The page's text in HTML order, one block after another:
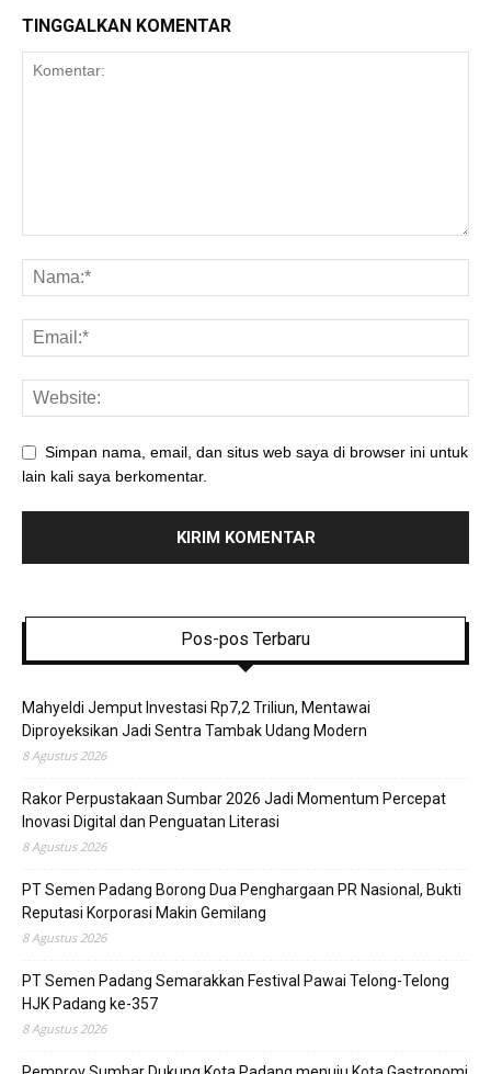
TINGGALKAN KOMENTAR
Simpan nama, email, dan situs web saya di browser ini untuk
lain kali saya berkomentar.
Pos-pos Terbaru
Mahyeldi Jemput Investasi Rp7,2 Triliun, Mentawai
Diproyeksikan Jadi Sentra Tambak Udang Modern
8 Agustus 2026
Rakor Perpustakaan Sumbar 2026 Jadi Momentum Percepat
Inovasi Digital dan Penguatan Literasi
8 Agustus 2026
PT Semen Padang Borong Dua Penghargaan PR Nasional, Bukti
Reputasi Korporasi Makin Gemilang
8 Agustus 2026
PT Semen Padang Semarakkan Festival Pawai Telong-Telong
HJK Padang ke-357
8 Agustus 2026